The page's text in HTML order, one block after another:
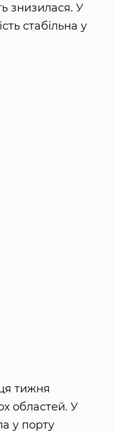
знизилася. У
стабільна у
тижня
областей. У
у порту